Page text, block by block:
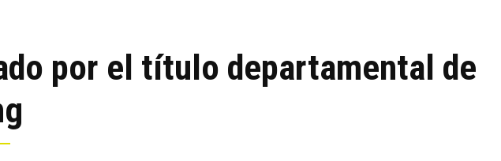
por el título departamental de